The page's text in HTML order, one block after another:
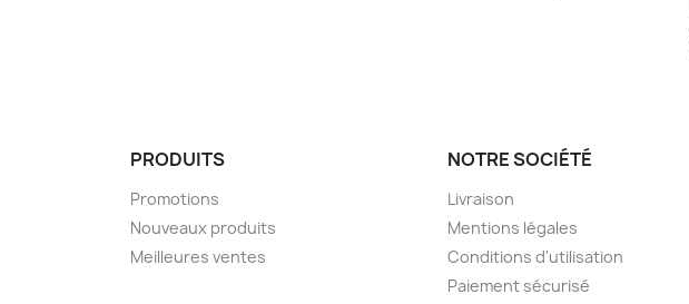
PRODUITS
Promotions
Nouveaux produits
Meilleures ventes
NOTRE SOCIÉTÉ
Livraison
Mentions légales
Conditions d'utilisation
Paiement sécurisé